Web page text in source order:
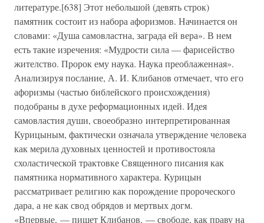
литературе.[638] Этот небольшой (девять строк)
памятник состоит из набора афоризмов. Начинается он
словами: «Душа самовластна, заграда ей вера». В нем
есть такие изречения: «Мудрости сила — фарисейство
жителство. Пророк ему наука. Наука преоблаженная».
Анализируя послание, А. И. Клибанов отмечает, что его
афоризмы (частью библейского происхождения)
подобраны в духе реформационных идей. Идея
самовластия души, своеобразно интерпретированная
Курицыным, фактически означала утверждение человека
как мерила духовных ценностей и противостояла
схоластической трактовке Священного писания как
памятника нормативного характера. Курицын
рассматривает религию как порождение пророческого
дара, а не как свод обрядов и мертвых догм.
«Впервые, — пишет Клибанов, — свободе, как праву на